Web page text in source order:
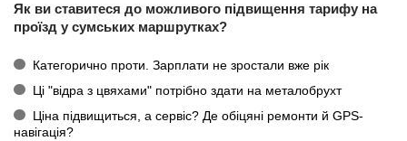
Як ви ставитеся до можливого підвищення тарифу на
проїзд у сумських маршрутках?
Категорично проти. Зарплати не зростали вже рік
Ці "відра з цвяхами" потрібно здати на металобрухт
Ціна підвищиться, а сервіс? Де обіцяні ремонти й GPS-
навігація?